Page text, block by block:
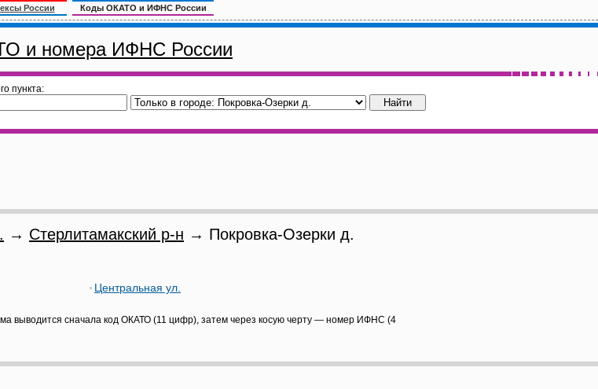
России Коды ОКАТО и ИФНС России
и номера ИФНС России
пункта:
→ Стерлитамакский р-н → Покровка-Озерки д.
Центральная ул.
выводится сначала код ОКАТО (11 цифр), затем через косую черту — номер ИФНС (4